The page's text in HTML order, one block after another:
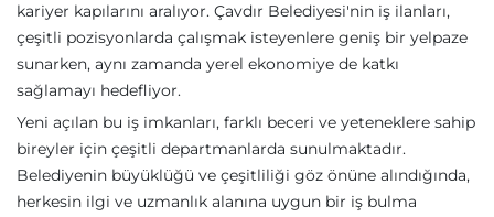
kariyer kapılarını aralıyor. Çavdır Belediyesi'nin iş ilanları,
çeşitli pozisyonlarda çalışmak isteyenlere geniş bir yelpaze
sunarken, aynı zamanda yerel ekonomiye de katkı
sağlamayı hedefliyor.
Yeni açılan bu iş imkanları, farklı beceri ve yeteneklere sahip
bireyler için çeşitli departmanlarda sunulmaktadır.
Belediyenin büyüklüğü ve çeşitliliği göz önüne alındığında,
herkesin ilgi ve uzmanlık alanına uygun bir iş bulma